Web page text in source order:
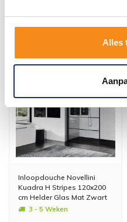
Alles
Meer info
Inloopdouche Novellini
Kuadra H Stripes 120x200
cm Helder Glas Mat Zwart
Profiel3 - 5 Weken